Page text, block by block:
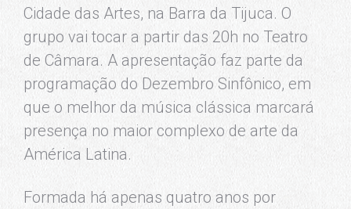
Cidade das Artes, na Barra da Tijuca. O
grupo vai tocar a partir das 20h no Teatro
de Câmara. A apresentação faz parte da
programação do Dezembro Sinfônico, em
que o melhor da música clássica marcará
presença no maior complexo de arte da
América Latina.
Formada há apenas quatro anos por